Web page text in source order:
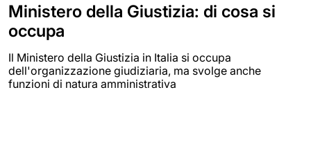
Ministero della Giustizia: di cosa si
occupa
Il Ministero della Giustizia in Italia si occupa
dell'organizzazione giudiziaria, ma svolge anche
funzioni di natura amministrativa